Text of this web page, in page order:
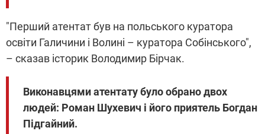
"Перший атентат був на польського куратора
освіти Галичини і Волині – куратора Собінського",
– сказав історик Володимир Бірчак.
Виконавцями атентату було обрано двох
людей: Роман Шухевич і його приятель Богдан
Підгайний.